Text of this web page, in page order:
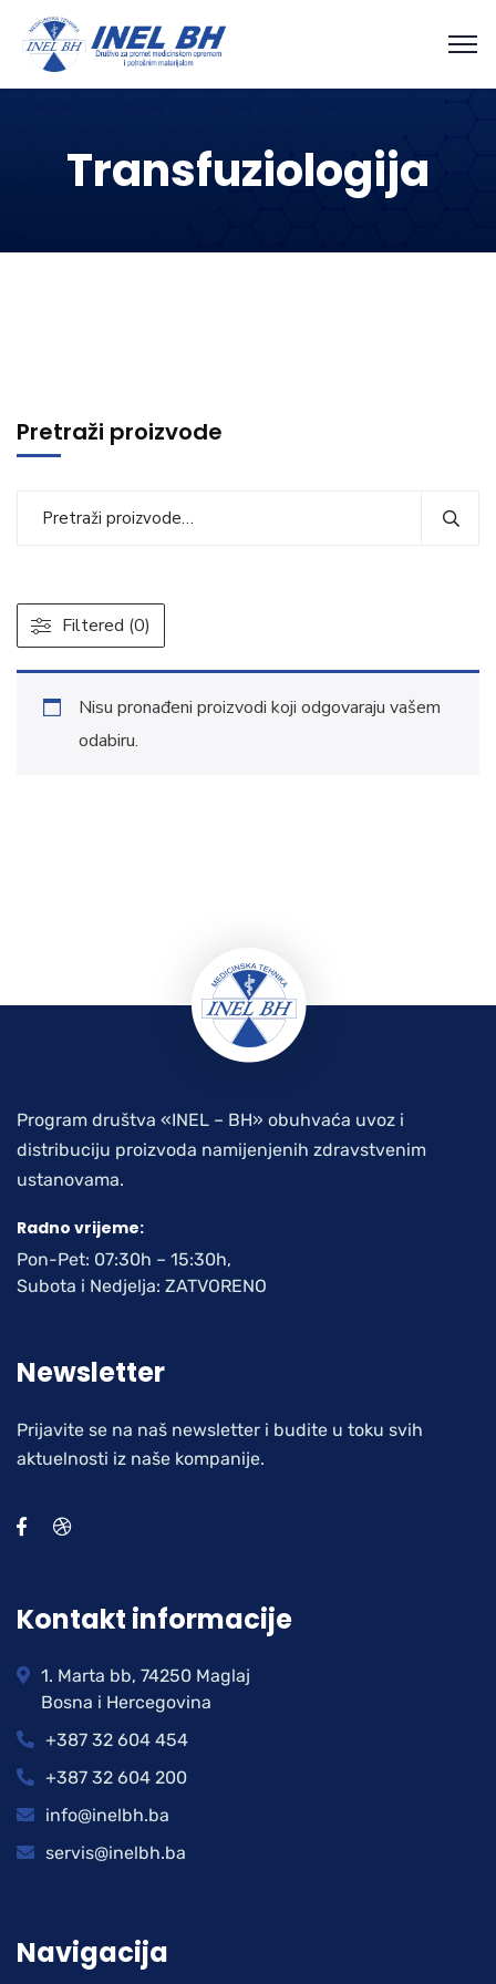
Transfuziologija
Nisu pronađeni proizvodi koji odgovaraju vašem
odabiru.
Pretraži proizvode
Filtered (0)
Program društva «INEL – BH» obuhvaća uvoz i
distribuciju proizvoda namijenjenih zdravstvenim
ustanovama.
Radno vrijeme:
Pon-Pet: 07:30h – 15:30h,
Subota i Nedjelja: ZATVORENO
Newsletter
Prijavite se na naš newsletter i budite u toku svih
aktuelnosti iz naše kompanije.
Kontakt informacije
1. Marta bb, 74250 Maglaj
Bosna i Hercegovina
+387 32 604 454
+387 32 604 200
info@inelbh.ba
servis@inelbh.ba
Navigacija